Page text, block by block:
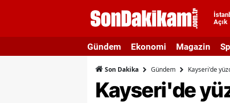
Açık
Gündem Ekonomi Magazin
Son Dakika Gündem Kayseri'de
Kayseri'de